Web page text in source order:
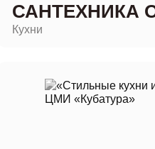
САНТЕХНИКА
Кухни